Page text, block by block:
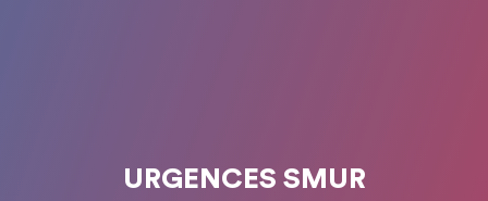
URGENCES SMUR